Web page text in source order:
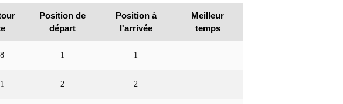
Position de
départ
Position à
l'arrivée
Meilleur
temps
1 1
2 2